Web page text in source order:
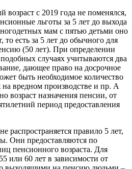
возраст с 2019 года не поменялся,
льготы за 5 лет до выхода
мам с пятью детьми оно
то есть за 5 лет до обычного для
(50 лет). При определении
случаях учитываются два
дающее право на досрочное
быть необходимое количество
на вредном производстве и пр. А
возраст назначения пенсии, от
период предоставления
распространяется правило 5 лет,
Они предоставляются по
пенсионного возраста. Для
или 60 лет в зависимости от